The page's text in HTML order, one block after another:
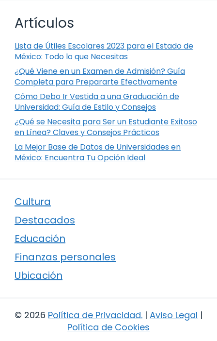
Artículos
Lista de Útiles Escolares 2023 para el Estado de
México: Todo lo que Necesitas
¿Qué Viene en un Examen de Admisión? Guía
Completa para Prepararte Efectivamente
Cómo Debo Ir Vestida a una Graduación de
Universidad: Guía de Estilo y Consejos
¿Qué se Necesita para Ser un Estudiante Exitoso
en Línea? Claves y Consejos Prácticos
La Mejor Base de Datos de Universidades en
México: Encuentra Tu Opción Ideal
Cultura
Destacados
Educación
Finanzas personales
Ubicación
© 2026 Política de Privacidad. | Aviso Legal |
Política de Cookies